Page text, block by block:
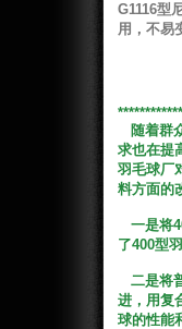
G1116型
用，不易
随着群
求也在提
羽毛球厂
料方面的
一是将
了400型
二是将
进，用复
球的性能